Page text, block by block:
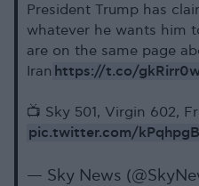
President Trump has
whatever he wants him
are on the same page
Iran https://t.co/
📺 Sky 501, Virgin 602,
pic.twitter.com/
— Sky News